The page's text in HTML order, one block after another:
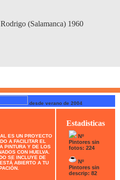
(Salamanca) 1960
desde verano de 2004
ES UN PROYECTO
A FACILITAR EL
PINTURA Y DE LOS
CON HUELVA.
SE INCLUYE DE
ABIERTO A TU
Estadisticas
Nº
Pintores sin
fotos: 224
Nº
Pintores sin
descrip: 82